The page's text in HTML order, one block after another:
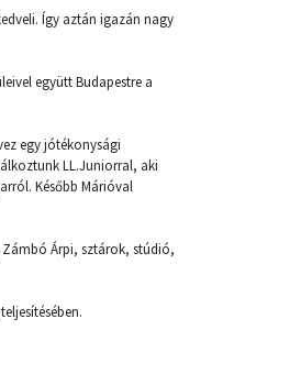
Így aztán igazán nagy
együtt Budapestre a
egy jótékonysági
LL.Juniorral, aki
Később Márióval
Árpi, sztárok, stúdió,